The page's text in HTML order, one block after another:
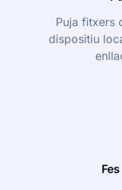
Puja fitxers
dispositiu